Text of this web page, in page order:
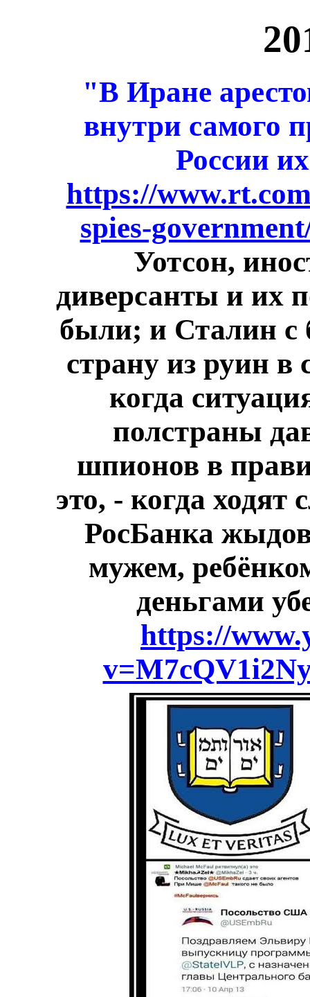
"В Иране
внутри самого
России
https://
spies-
Уотсон,
диверсанты и их
были; и Сталин с
страну из руин в
когда
полстраны
шпионов в
это, - когда ходят
РосБанка
мужем,
деньгами
https://